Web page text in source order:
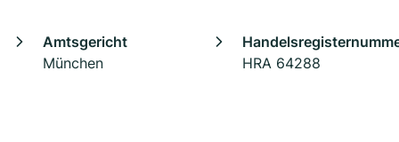
Amtsgericht
München
HRA 64288